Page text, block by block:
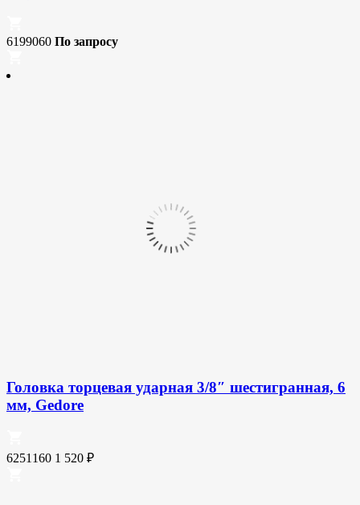
6199060 По запросу
Головка торцевая ударная 3/8″ шестигранная, 6
мм, Gedore
6251160 1 520 ₽